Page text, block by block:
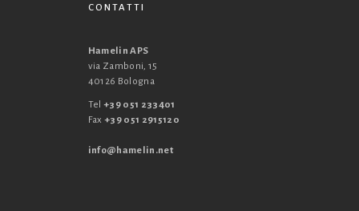
CONTATTI
Hamelin APS
via Zamboni, 15
40126 Bologna
Tel +39 051 233401
Fax +39 051 2915120
info@hamelin.net